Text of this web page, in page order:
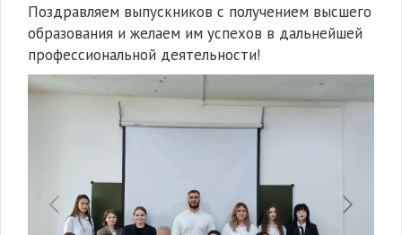
Поздравляем выпускников с получением высшего
образования и желаем им успехов в дальнейшей
профессиональной деятельности!